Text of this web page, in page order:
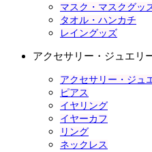
マスク・マスクグッ
タオル・ハンカチ
レイングッズ
アクセサリー・ジュエリ
アクセサリー・ジュ
ピアス
イヤリング
イヤーカフ
リング
ネックレス